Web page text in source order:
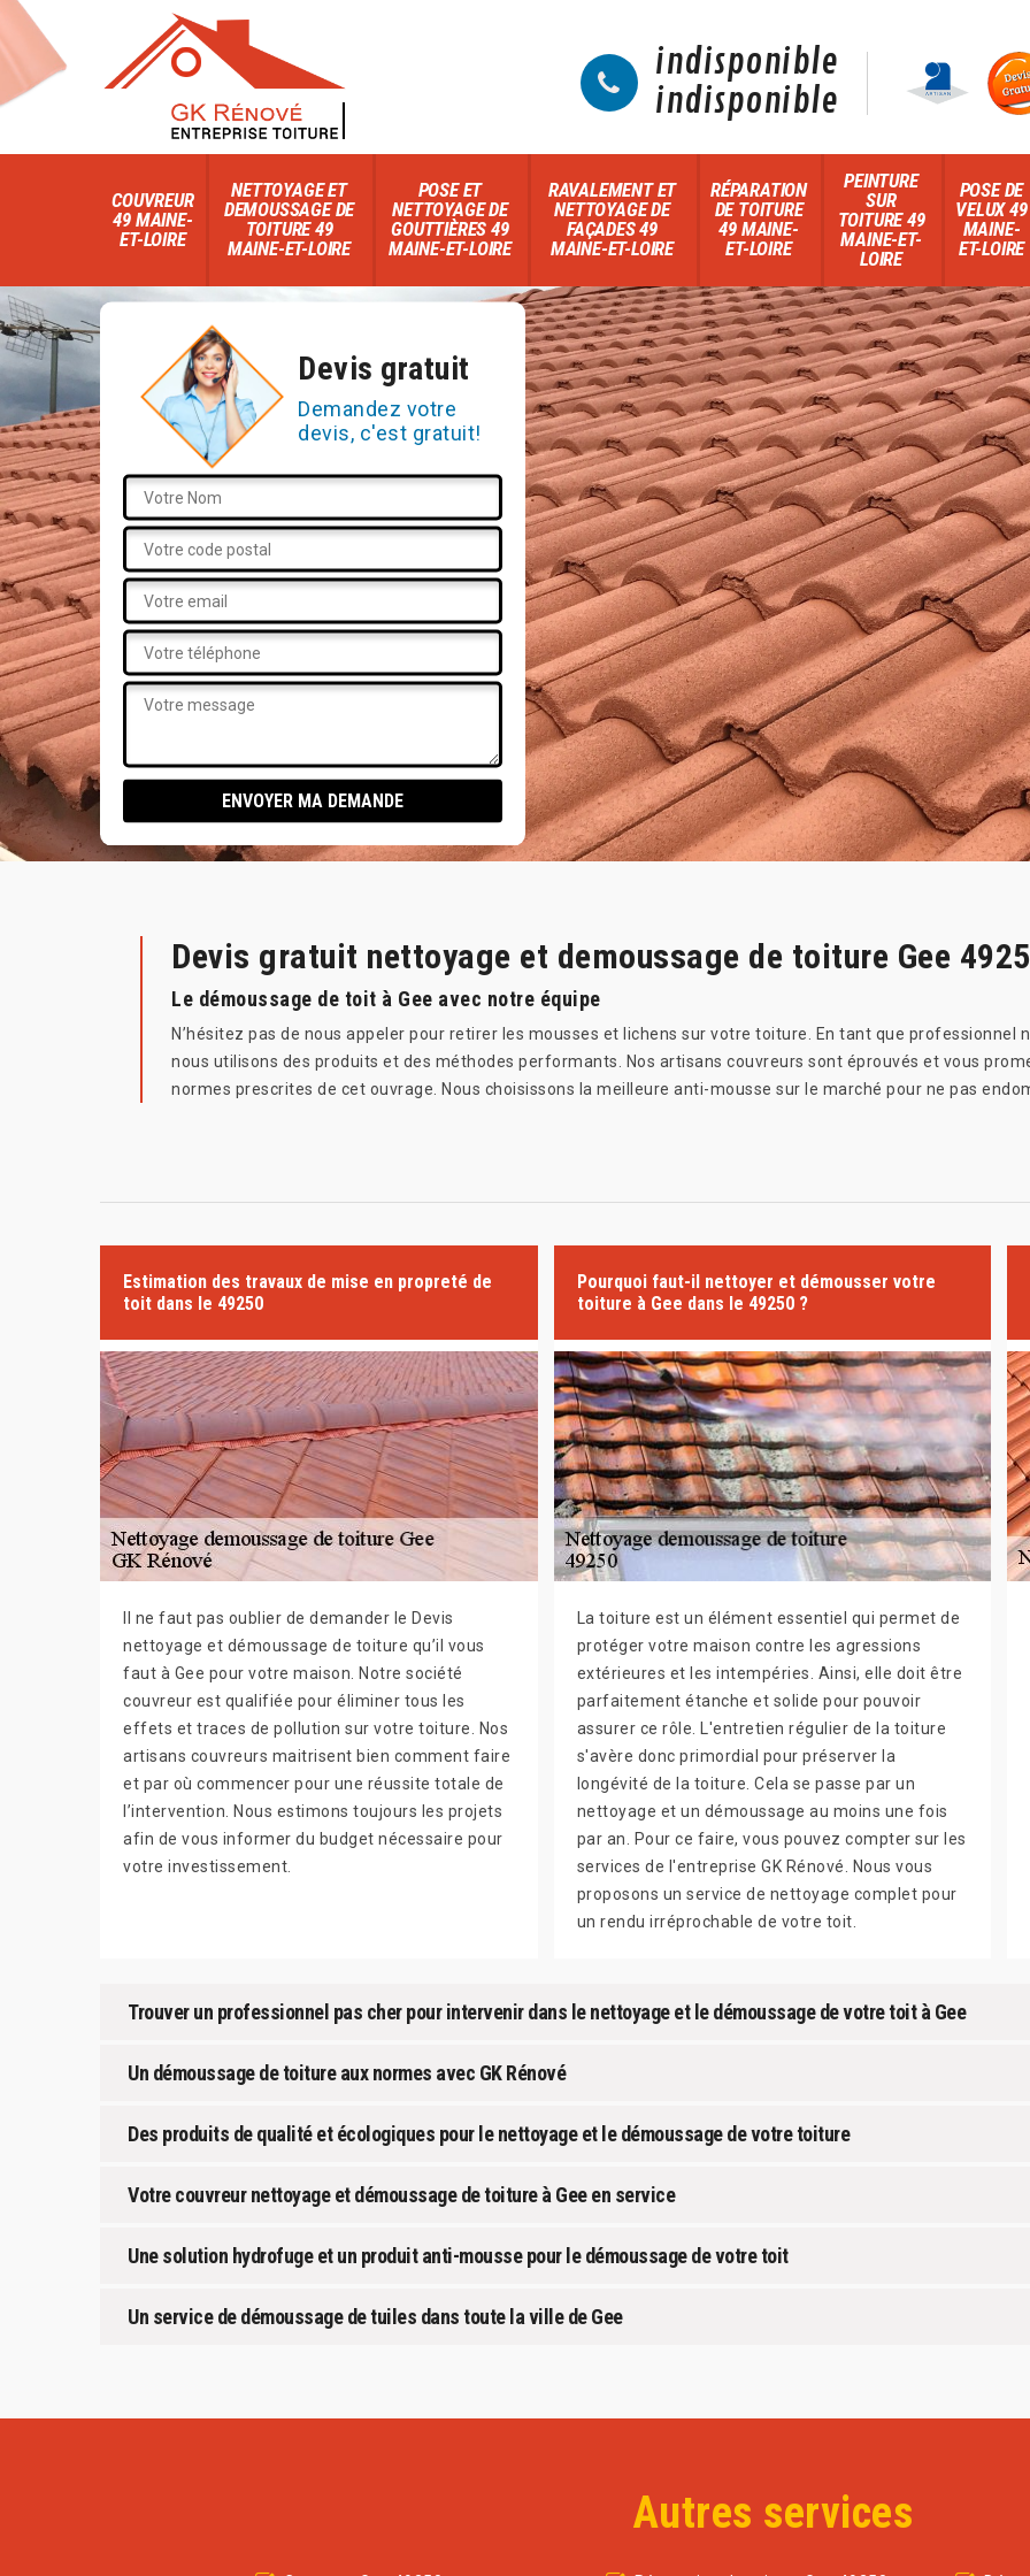
indisponible
indisponible
COUVREUR
49 MAINE-
ET-LOIRE
NETTOYAGE ET
DEMOUSSAGE DE
TOITURE 49
MAINE-ET-LOIRE
POSE ET
NETTOYAGE DE
GOUTTIÈRES 49
MAINE-ET-LOIRE
RAVALEMENT ET
NETTOYAGE DE
FAÇADES 49
MAINE-ET-LOIRE
RÉPARATION
DE TOITURE
49 MAINE-
ET-LOIRE
PEINTURE
SUR
TOITURE 49
MAINE-ET-
LOIRE
POSE DE
VELUX 49
MAINE-
ET-LOIRE
Devis gratuit
Demandez votre
devis, c'est gratuit!
Devis gratuit nettoyage et demoussage de toiture Gee
Le démoussage de toit à Gee avec notre équipe
N’hésitez pas de nous appeler pour retirer les mousses et lichens sur votre toiture. En tant que
nous utilisons des produits et des méthodes performants. Nos artisans couvreurs sont éprouvés et vous
normes prescrites de cet ouvrage. Nous choisissons la meilleure anti-mousse sur le marché pour ne pas
Estimation des travaux de mise en propreté de
toit dans le 49250
Il ne faut pas oublier de demander le Devis
nettoyage et démoussage de toiture qu’il vous
faut à Gee pour votre maison. Notre société
couvreur est qualifiée pour éliminer tous les
effets et traces de pollution sur votre toiture. Nos
artisans couvreurs maitrisent bien comment faire
et par où commencer pour une réussite totale de
l’intervention. Nous estimons toujours les projets
afin de vous informer du budget nécessaire pour
votre investissement.
Pourquoi faut-il nettoyer et démousser votre
toiture à Gee dans le 49250 ?
La toiture est un élément essentiel qui permet de
protéger votre maison contre les agressions
extérieures et les intempéries. Ainsi, elle doit être
parfaitement étanche et solide pour pouvoir
assurer ce rôle. L'entretien régulier de la toiture
s'avère donc primordial pour préserver la
longévité de la toiture. Cela se passe par un
nettoyage et un démoussage au moins une fois
par an. Pour ce faire, vous pouvez compter sur les
services de l'entreprise GK Rénové. Nous vous
proposons un service de nettoyage complet pour
un rendu irréprochable de votre toit.
Trouver un professionnel pas cher pour intervenir dans le nettoyage et le démoussage de votre toit à Gee
Un démoussage de toiture aux normes avec GK Rénové
Des produits de qualité et écologiques pour le nettoyage et le démoussage de votre toiture
Votre couvreur nettoyage et démoussage de toiture à Gee en service
Une solution hydrofuge et un produit anti-mousse pour le démoussage de votre toit
Un service de démoussage de tuiles dans toute la ville de Gee
Autres services